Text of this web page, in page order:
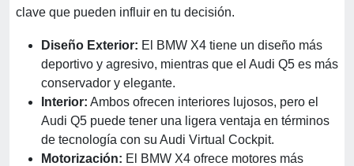
clave que pueden influir en tu decisión.
Diseño Exterior: El BMW X4 tiene un diseño más
deportivo y agresivo, mientras que el Audi Q5 es más
conservador y elegante.
Interior: Ambos ofrecen interiores lujosos, pero el
Audi Q5 puede tener una ligera ventaja en términos
de tecnología con su Audi Virtual Cockpit.
Motorización: El BMW X4 ofrece motores más